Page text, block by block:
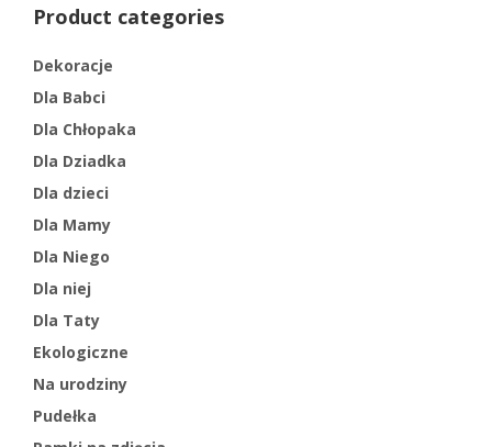
Product categories
Dekoracje
Dla Babci
Dla Chłopaka
Dla Dziadka
Dla dzieci
Dla Mamy
Dla Niego
Dla niej
Dla Taty
Ekologiczne
Na urodziny
Pudełka